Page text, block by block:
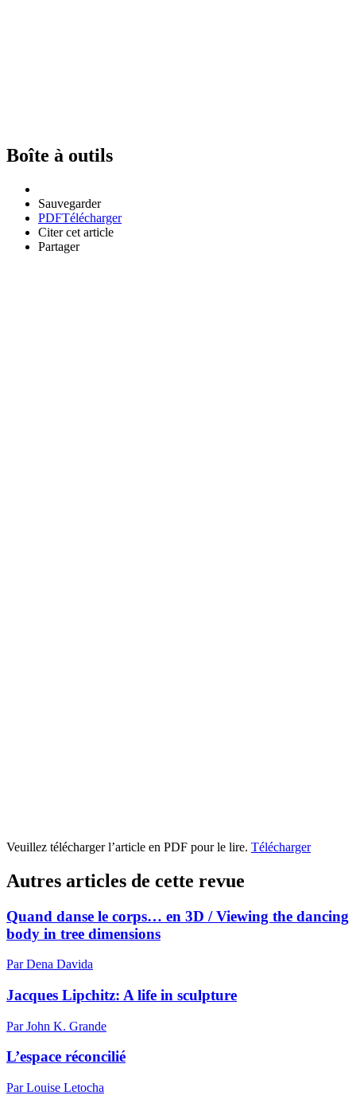
Boîte à outils
Sauvegarder
PDFTélécharger
Citer cet article
Partager
Veuillez télécharger l’article en PDF pour le lire. Télécharger
Autres articles de cette revue
Quand danse le corps… en 3D / Viewing the dancing
body in tree dimensions
Par Dena Davida
Jacques Lipchitz: A life in sculpture
Par John K. Grande
L’espace réconcilié
Par Louise Letocha